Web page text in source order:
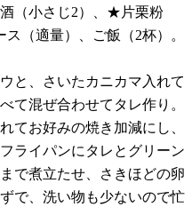
（小さじ2）、★片栗粉
ス（適量）、ご飯（2杯）。
と、さいたカニカマ入れて
て混ぜ合わせてタレ作り。
てお好みの焼き加減にし、
ライパンにタレとグリーン
で煮立たせ、さきほどの卵
で、洗い物も少ないので忙